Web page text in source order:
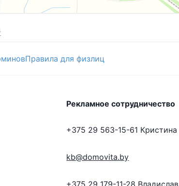
Правила для физлиц
Рекламное сотрудничество
+375 29 563-15-61 Кристина
kb@domovita.by
+375 29 179-11-28 Владислав